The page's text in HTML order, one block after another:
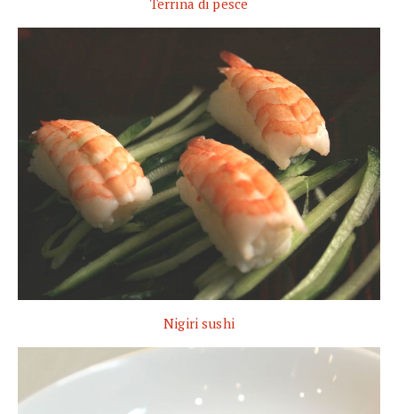
Terrina di pesce
Nigiri sushi